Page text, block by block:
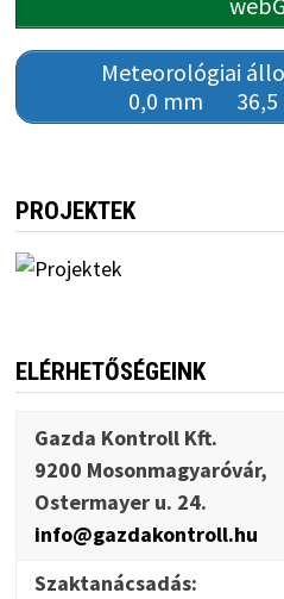
Meteorológiai
0,0 mm
PROJEKTEK
ELÉRHETŐSÉGEINK
Gazda Kontroll Kft.
9200 Mosonmagyaróvár,
Ostermayer u. 24.
info@gazdakontroll.hu
Szaktanácsadás: